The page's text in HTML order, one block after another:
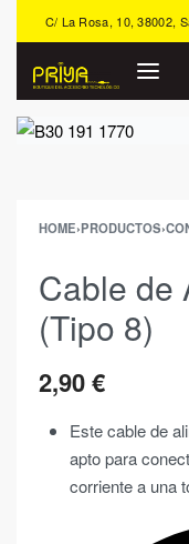
C/ La Rosa, 10, 38002,
HOME›PRODUCTOS›
Cable de
(Tipo 8)
2,90€
Este cable de
apto para
corriente a una